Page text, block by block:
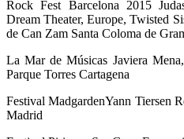
Rock Fest Barcelona 2015
Dream Theater, Europe, Twisted
de Can Zam Santa Coloma de
La Mar de Músicas Javiera
Parque Torres Cartagena
Festival MadgardenYann Tiersen
Madrid